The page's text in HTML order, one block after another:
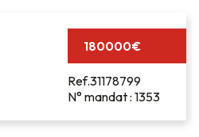
180000€
Ref.31178799
N° mandat : 1353